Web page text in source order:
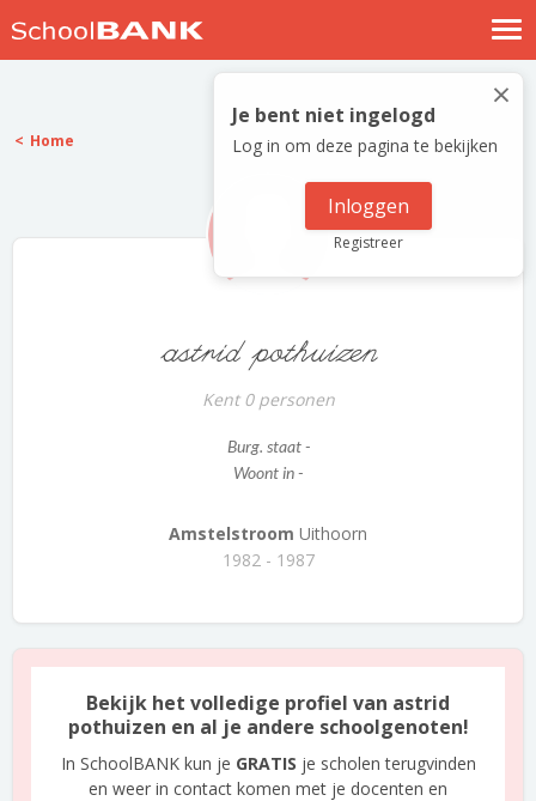
Nostalgische verhalen
Log in
Meld je gratis aan
×
Je bent niet ingelogd
Log in om deze pagina te bekijken
Inloggen
Registreer
Home
astrid pothuizen
Kent 0 personen
Burg. staat -
Woont in -
Amstelstroom Uithoorn
1982 - 1987
Bekijk het volledige profiel van astrid
pothuizen en al je andere schoolgenoten!
In SchoolBANK kun je GRATIS je scholen terugvinden
en weer in contact komen met je docenten en